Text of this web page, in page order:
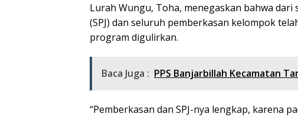
Lurah Wungu, Toha, menegaskan bahwa
(SPJ) dan seluruh pemberkasan kelompok
program digulirkan.
Baca Juga : PPS Banjarbillah Kecamatan
“Pemberkasan dan SPJ-nya lengkap, karena